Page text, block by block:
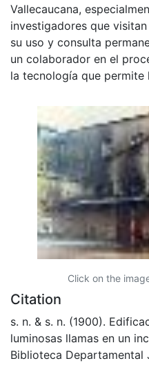
Vallecaucana,
investigadores que
su uso y consulta
un colaborador en el
la tecnología que permite
Click on the
Citation
s. n. & s. n. (1900).
luminosas llamas en un
Biblioteca Departamental